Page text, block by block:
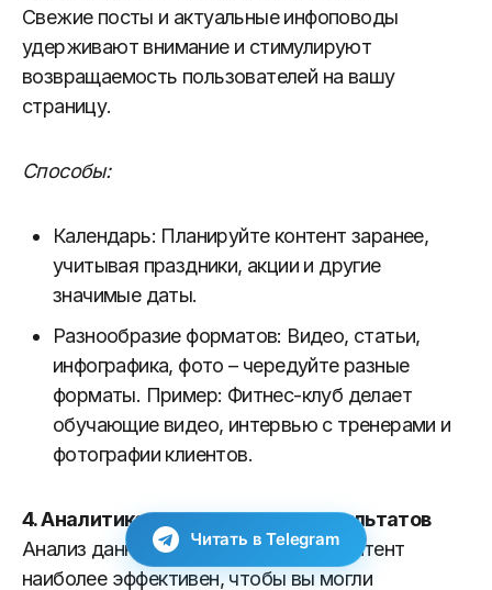
Свежие посты и актуальные инфоповоды
удерживают внимание и стимулируют
возвращаемость пользователей на вашу
страницу.
Способы:
Календарь: Планируйте контент заранее,
учитывая праздники, акции и другие
значимые даты.
Разнообразие форматов: Видео, статьи,
инфографика, фото – чередуйте разные
форматы. Пример: Фитнес-клуб делает
обучающие видео, интервью с тренерами и
фотографии клиентов.
4.Аналитика и отслеживание результатов
Анализ данных показывает, какой контент
наиболее эффективен, чтобы вы могли
Читать в Telegram